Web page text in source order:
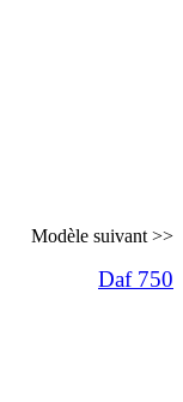
Modèle suivant >>
Daf 750